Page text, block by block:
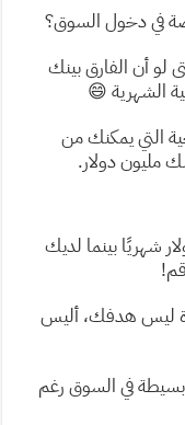
في دخول السوق؟
أن الفارق بينك
التي يمكنك من
مليون دولار.
شهريًا بينما لديك
ليس هدفك، أليس
في السوق رغم